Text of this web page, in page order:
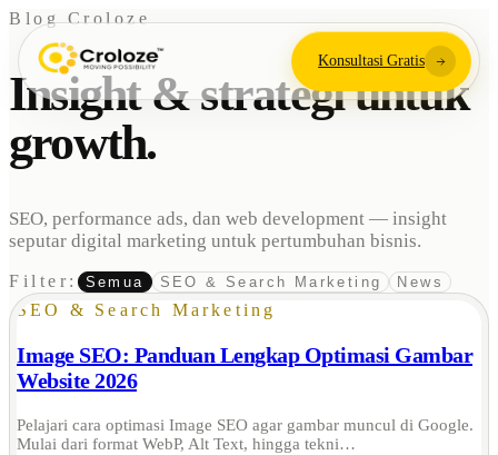
Konsultasi Gratis
Blog Croloze
Insight & strategi untuk
growth.
SEO, performance ads, dan web development — insight
seputar digital marketing untuk pertumbuhan bisnis.
Filter: Semua SEO & Search Marketing News
SEO & Search Marketing
Image SEO: Panduan Lengkap Optimasi Gambar
Website 2026
Pelajari cara optimasi Image SEO agar gambar muncul di Google.
Mulai dari format WebP, Alt Text, hingga tekni…